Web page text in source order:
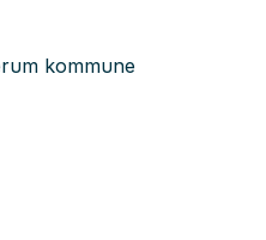
kommune